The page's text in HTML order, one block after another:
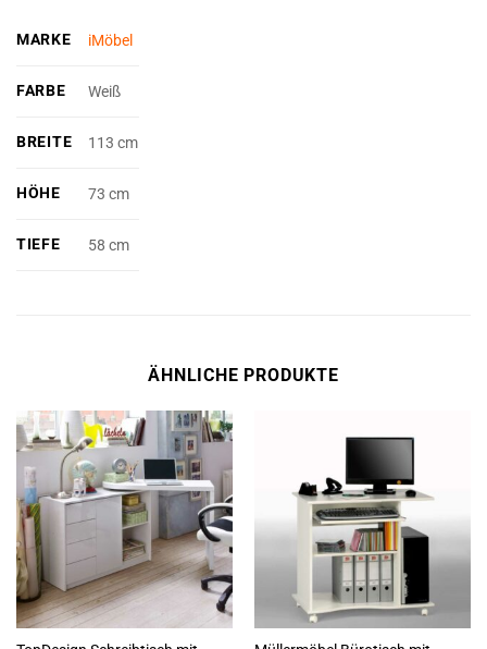
MARKE iMöbel
FARBE Weiß
BREITE 113 cm
HÖHE 73 cm
TIEFE 58 cm
ÄHNLICHE PRODUKTE